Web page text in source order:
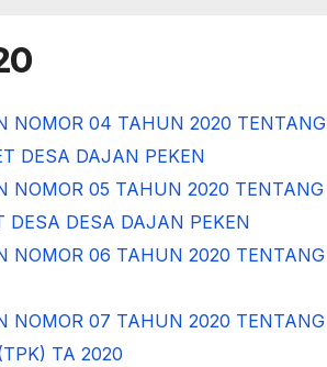
NOMOR 04 TAHUN 2020 TENTANG
DESA DAJAN PEKEN
NOMOR 05 TAHUN 2020 TENTANG
DESA DAJAN PEKEN
NOMOR 06 TAHUN 2020 TENTANG
NOMOR 07 TAHUN 2020 TENTANG
TA 2020